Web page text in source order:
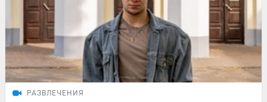
РАЗВЛЕЧЕНИЯ